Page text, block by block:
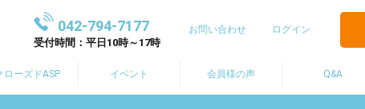
042-794-7177
受付時間：平日10時～17時
お問い合わせ ログイン
ローズドASP イベント 会員様の声 Q&A